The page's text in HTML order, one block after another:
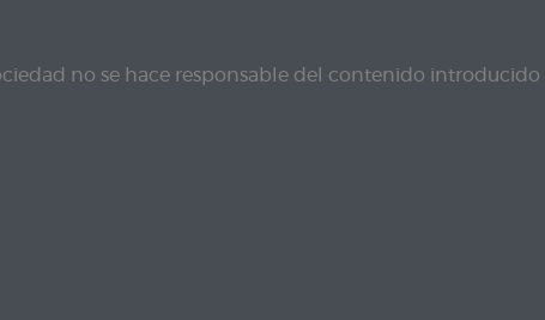
no se hace responsable del contenido introducido